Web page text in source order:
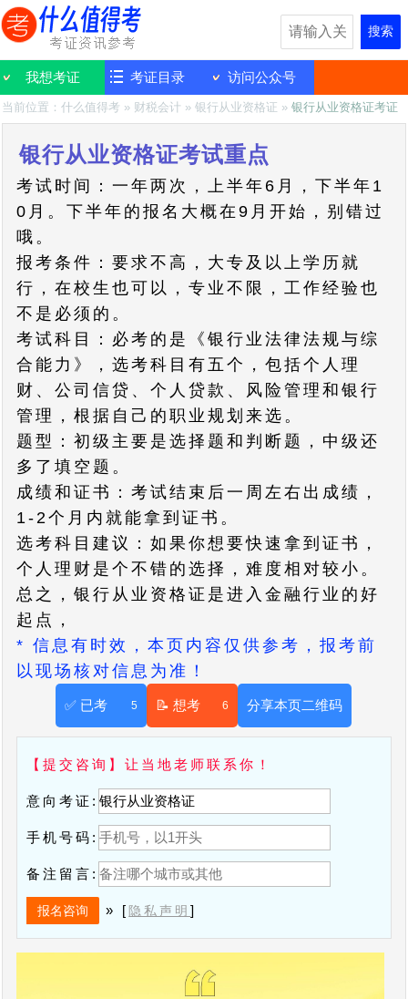
搜索
我想考证 考证目录 访问公众号
当前位置：什么值得考 » 财税会计 »银行从业资格证 »银行从业资格证考证
银行从业资格证考试重点
考试时间：一年两次，上半年6月，下半年1
0月。下半年的报名大概在9月开始，别错过
哦。
报考条件：要求不高，大专及以上学历就
行，在校生也可以，专业不限，工作经验也
不是必须的。
考试科目：必考的是《银行业法律法规与综
合能力》，选考科目有五个，包括个人理
财、公司信贷、个人贷款、风险管理和银行
管理，根据自己的职业规划来选。
题型：初级主要是选择题和判断题，中级还
多了填空题。
成绩和证书：考试结束后一周左右出成绩，
1-2个月内就能拿到证书。
选考科目建议：如果你想要快速拿到证书，
个人理财是个不错的选择，难度相对较小。
总之，银行从业资格证是进入金融行业的好
起点，
* 信息有时效，本页内容仅供参考，报考前
以现场核对信息为准！
5
✅ 已考 6
📝 想考 分享本页二维码
【提交咨询】让当地老师联系你！
意向考证:
手机号码:
备注留言:
» [隐私声明]